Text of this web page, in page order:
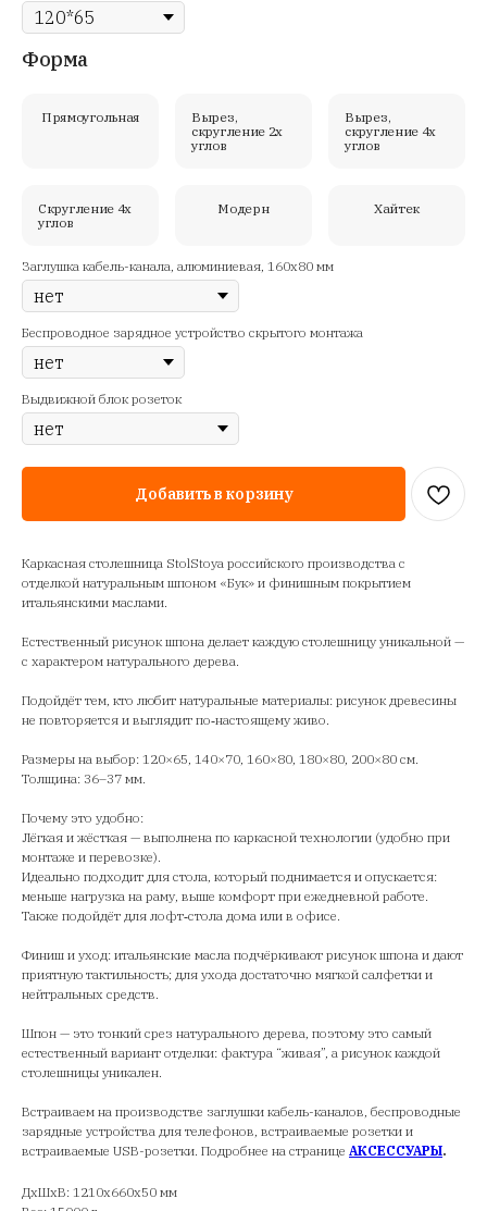
Форма
Прямоугольная
Вырез,
скругление 2х
углов
Вырез,
скругление 4х
углов
Скругление 4х
углов
Модерн Хайтек
Заглушка кабель-канала, алюминиевая, 160х80 мм
Беспроводное зарядное устройство скрытого монтажа
Выдвижной блок розеток
Добавить в корзину
Каркасная столешница StolStoya российского производства с
отделкой натуральным шпоном «Бук» и финишным покрытием
итальянскими маслами.
Естественный рисунок шпона делает каждую столешницу уникальной —
с характером натурального дерева.
Подойдёт тем, кто любит натуральные материалы: рисунок древесины
не повторяется и выглядит по‑настоящему живо.
Размеры на выбор: 120×65, 140×70, 160×80, 180×80, 200×80 см.
Толщина: 36–37 мм.
Почему это удобно:
Лёгкая и жёсткая — выполнена по каркасной технологии (удобно при
монтаже и перевозке).
Идеально подходит для стола, который поднимается и опускается:
меньше нагрузка на раму, выше комфорт при ежедневной работе.
Также подойдёт для лофт‑стола дома или в офисе.
Финиш и уход: итальянские масла подчёркивают рисунок шпона и дают
приятную тактильность; для ухода достаточно мягкой салфетки и
нейтральных средств.
Шпон — это тонкий срез натурального дерева, поэтому это самый
естественный вариант отделки: фактура “живая”, а рисунок каждой
столешницы уникален.
Встраиваем на производстве заглушки кабель-каналов, беспроводные
зарядные устройства для телефонов, встраиваемые розетки и
встраиваемые USB-розетки. Подробнее на странице АКСЕССУАРЫ.
ДxШxВ: 1210x660x50 мм